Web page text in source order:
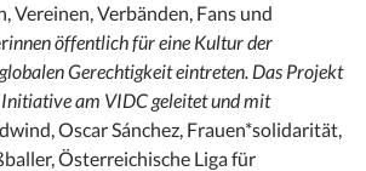
Vereinen, Verbänden, Fans und
innen öffentlich für eine Kultur der
Gerechtigkeit eintreten. Das Projekt
am VIDC geleitet und mit
Oscar Sánchez, Frauen*solidarität,
Österreichische Liga für